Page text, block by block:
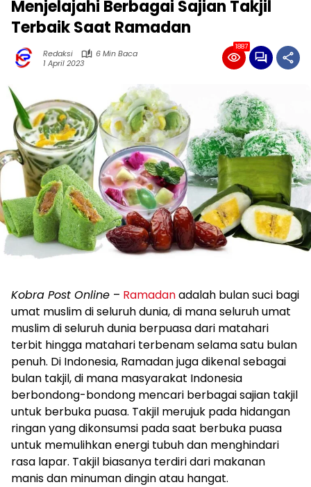
Menjelajahi Berbagai Sajian Takjil
Terbaik Saat Ramadan
Redaksi
6 Min Baca
1 April 2023
1887
Kobra Post Online – Ramadanadalah bulan suci bagi
umat muslim di seluruh dunia, di mana seluruh umat
muslim di seluruh dunia berpuasa dari matahari
terbit hingga matahari terbenam selama satu bulan
penuh. Di Indonesia, Ramadan juga dikenal sebagai
bulan takjil, di mana masyarakat Indonesia
berbondong-bondong mencari berbagai sajian takjil
untuk berbuka puasa. Takjil merujuk pada hidangan
ringan yang dikonsumsi pada saat berbuka puasa
untuk memulihkan energi tubuh dan menghindari
rasa lapar. Takjil biasanya terdiri dari makanan
manis dan minuman dingin atau hangat.